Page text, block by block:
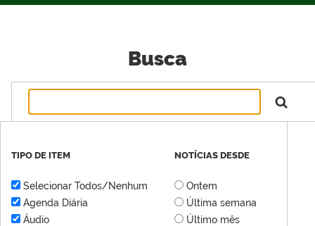
Busca
TIPO DE ITEM
Selecionar Todos/Nenhum
Agenda Diária
Áudio
NOTÍCIAS DESDE
Ontem
Última semana
Último mês